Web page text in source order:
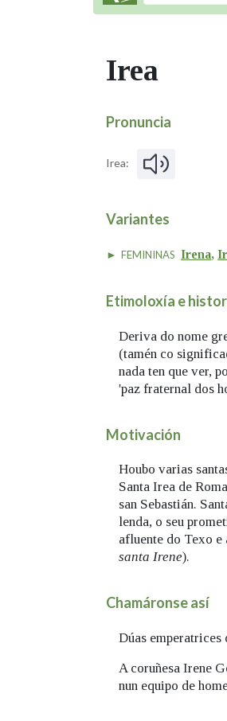
Irea
Pronuncia
Irea:
Variantes
FEMININAS Irena,
Etimoloxía e
Deriva do nome
(tamén co
nada ten que ver,
'paz fraternal dos
Motivación
Houbo varias
Santa Irea de
san Sebastián.
lenda, o seu
afluente do Texo e
santa Irene).
Chamáronse así
Dúas
A coruñesa Irene
nun equipo de